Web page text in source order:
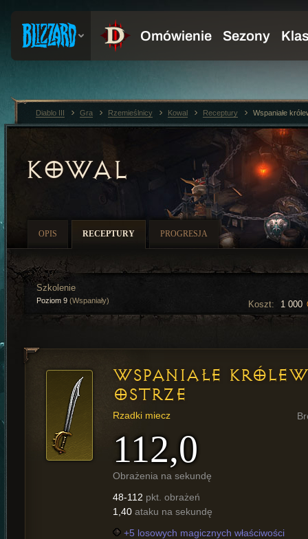
KOWAL
OPIS RECEPTURY PROGRESJA
Koszt: 1 000
Szkolenie
Poziom 9 (Wspaniały)
WSPANIAŁE
OSTRZE
Rzadki miecz
112,0
Obrażenia na sekundę
48-112 pkt. obrażeń
1,40 ataku na sekundę
+5 losowych magicznych właściwości
Diablo III Gra Rzemieślnicy Kowal Receptury Wspaniałe